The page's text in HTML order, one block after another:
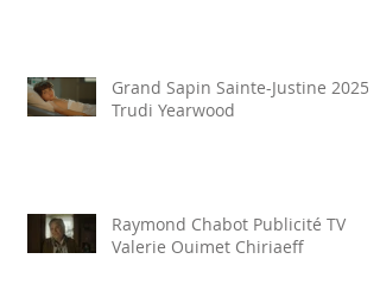
Grand Sapin Sainte-Justine 2025
Trudi Yearwood
Raymond Chabot Publicité TV
Valerie Ouimet Chiriaeff